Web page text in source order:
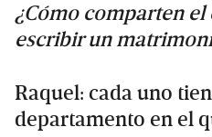
¿Cómo comparten el
escribir un
Raquel: cada uno
departamento en el